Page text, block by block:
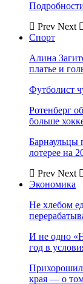
Prev Next
Спорт
Алина
платье и
Футболист
Ротенберг
больше
Барнаульцы
лотерее на
Prev Next
Экономика
Не хлебом
И не одно
год в
края — о